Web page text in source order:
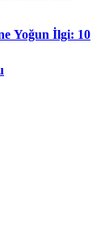
Yoğun İlgi: 10